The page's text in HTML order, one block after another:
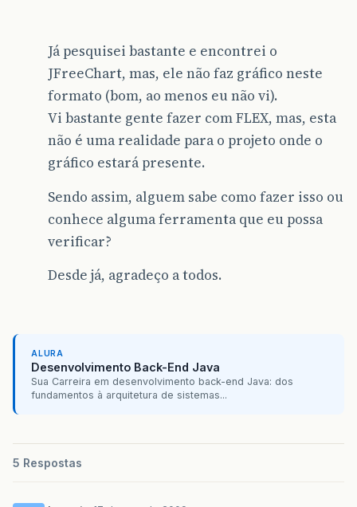
Já pesquisei bastante e encontrei o
JFreeChart, mas, ele não faz gráfico neste
formato (bom, ao menos eu não vi).
Vi bastante gente fazer com FLEX, mas, esta
não é uma realidade para o projeto onde o
gráfico estará presente.
Sendo assim, alguem sabe como fazer isso ou
conhece alguma ferramenta que eu possa
verificar?
Desde já, agradeço a todos.
ALURA
Desenvolvimento Back-End Java
Sua Carreira em desenvolvimento back-end Java: dos
fundamentos à arquitetura de sistemas...
5 Respostas